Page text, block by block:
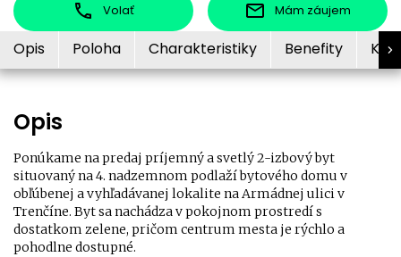
Volať Mám záujem
Opis Poloha Charakteristiky Benefity
Opis
Ponúkame na predaj príjemný a svetlý 2-izbový byt
situovaný na 4. nadzemnom podlaží bytového domu v
obľúbenej a vyhľadávanej lokalite na Armádnej ulici v
Trenčíne. Byt sa nachádza v pokojnom prostredí s
dostatkom zelene, pričom centrum mesta je rýchlo a
pohodlne dostupné.